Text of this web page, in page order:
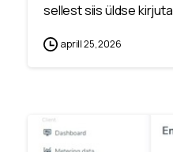
sellest siis üldse
aprill 25, 2026